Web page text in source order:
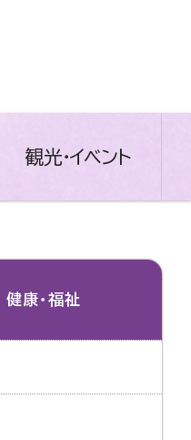
観光・イベント
健康・福祉